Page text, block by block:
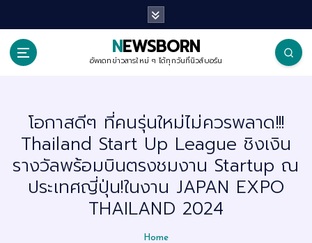
i
NEWSBORN
อัพเดทข่าวสารใหม่ ๆ ได้ทุกวันที่นิวส์บอร์น
โอกาสดีๆ ที่คนรุ่นใหม่ไม่ควรพลาด!!!
Thailand Start Up League ชิงเงิน
รางวัลพร้อมบินตรงชมงาน Startup ณ
ประเทศญี่ปุ่น!ในงาน JAPAN EXPO
THAILAND 2024
Home